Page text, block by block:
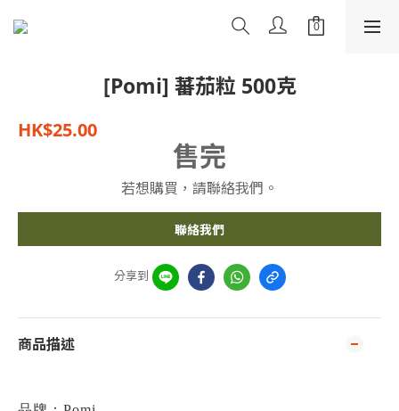
[Pomi] 蕃茄粒 500克
HK$25.00
售完
若想購買，請聯絡我們。
聯絡我們
分享到
商品描述